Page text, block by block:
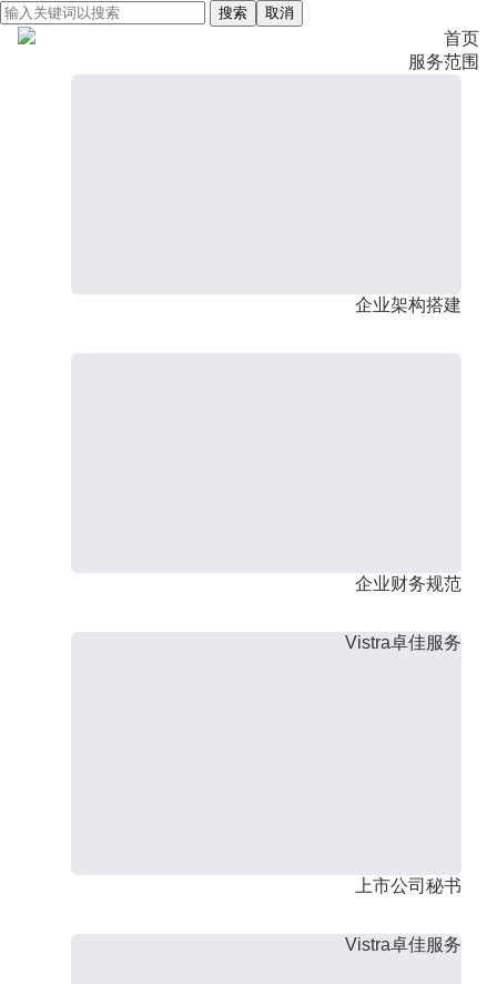
搜索 取消
首页
服务范围
企业架构搭建
企业财务规范
Vistra卓佳服务
上市公司秘书
Vistra卓佳服务